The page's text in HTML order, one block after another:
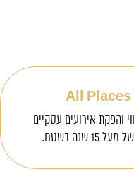
והפקת אירועים עסקיים
שנה בשטח.